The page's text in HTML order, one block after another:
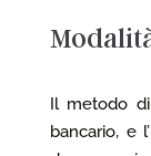
Il metodo
bancario, e